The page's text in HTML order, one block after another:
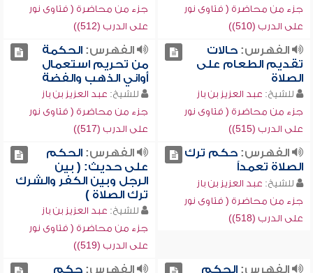
جزء من محاضرة ( فتاوى نور
على الدرب (510))
جزء من محاضرة ( فتاوى نور
على الدرب (512))
الفهرس:حالات
تقديم الطعام على
الصلاة
للشيخ: عبد العزيز بن باز
جزء من محاضرة ( فتاوى نور
على الدرب (515))
الفهرس:الحكمة
من تحريم استعمال
أواني الذهب والفضة
للشيخ: عبد العزيز بن باز
جزء من محاضرة ( فتاوى نور
على الدرب (517))
الفهرس:حكم ترك
الصلاة تعمداً
للشيخ: عبد العزيز بن باز
جزء من محاضرة ( فتاوى نور
على الدرب (518))
الفهرس:الحكم
على حديث: ( بين
الرجل وبين الكفر والشرك
ترك الصلاة )
للشيخ: عبد العزيز بن باز
جزء من محاضرة ( فتاوى نور
على الدرب (519))
الفهرس:الحكم
الفهرس:حكم